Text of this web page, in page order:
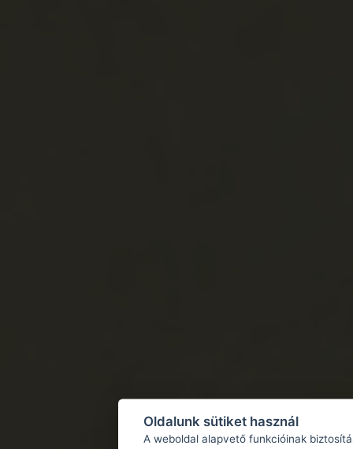
Oldalunk sütiket használ
A weboldal alapvető funkcióinak